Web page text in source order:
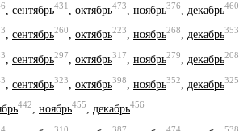
сентябрь431 октябрь473 ноябрь376 декабрь460
, сентябрь260, октябрь223, ноябрь268, декабрь353
сентябрь297 октябрь317 ноябрь279 декабрь208
сентябрь323 октябрь398 ноябрь352 декабрь325
442, ноябрь455, декабрь456